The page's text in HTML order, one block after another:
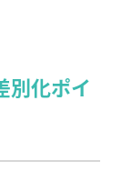
別化ポイ